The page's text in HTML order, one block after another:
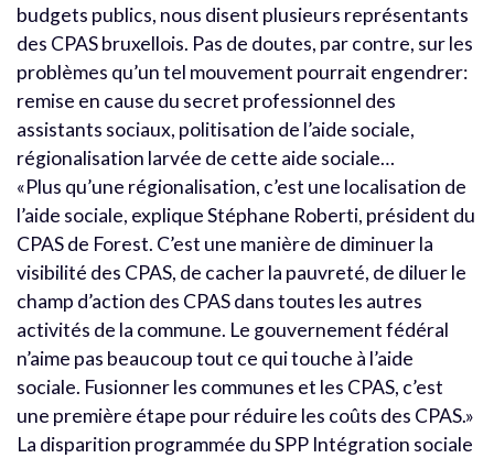
budgets publics, nous disent plusieurs représentants
des CPAS bruxellois. Pas de doutes, par contre, sur les
problèmes qu’un tel mouvement pourrait engendrer:
remise en cause du secret professionnel des
assistants sociaux, politisation de l’aide sociale,
régionalisation larvée de cette aide sociale…
«Plus qu’une régionalisation, c’est une localisation de
l’aide sociale, explique Stéphane Roberti, président du
CPAS de Forest. C’est une manière de diminuer la
visibilité des CPAS, de cacher la pauvreté, de diluer le
champ d’action des CPAS dans toutes les autres
activités de la commune. Le gouvernement fédéral
n’aime pas beaucoup tout ce qui touche à l’aide
sociale. Fusionner les communes et les CPAS, c’est
une première étape pour réduire les coûts des CPAS.»
La disparition programmée du SPP Intégration sociale